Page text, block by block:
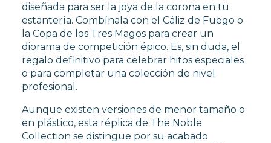
diseñada para ser la joya de la corona en tu
estantería. Combínala con el Cáliz de Fuego o
la Copa de los Tres Magos para crear un
diorama de competición épico. Es, sin duda, el
regalo definitivo para celebrar hitos especiales
o para completar una colección de nivel
profesional.
Aunque existen versiones de menor tamaño o
en plástico, esta réplica de The Noble
Collection se distingue por su acabado